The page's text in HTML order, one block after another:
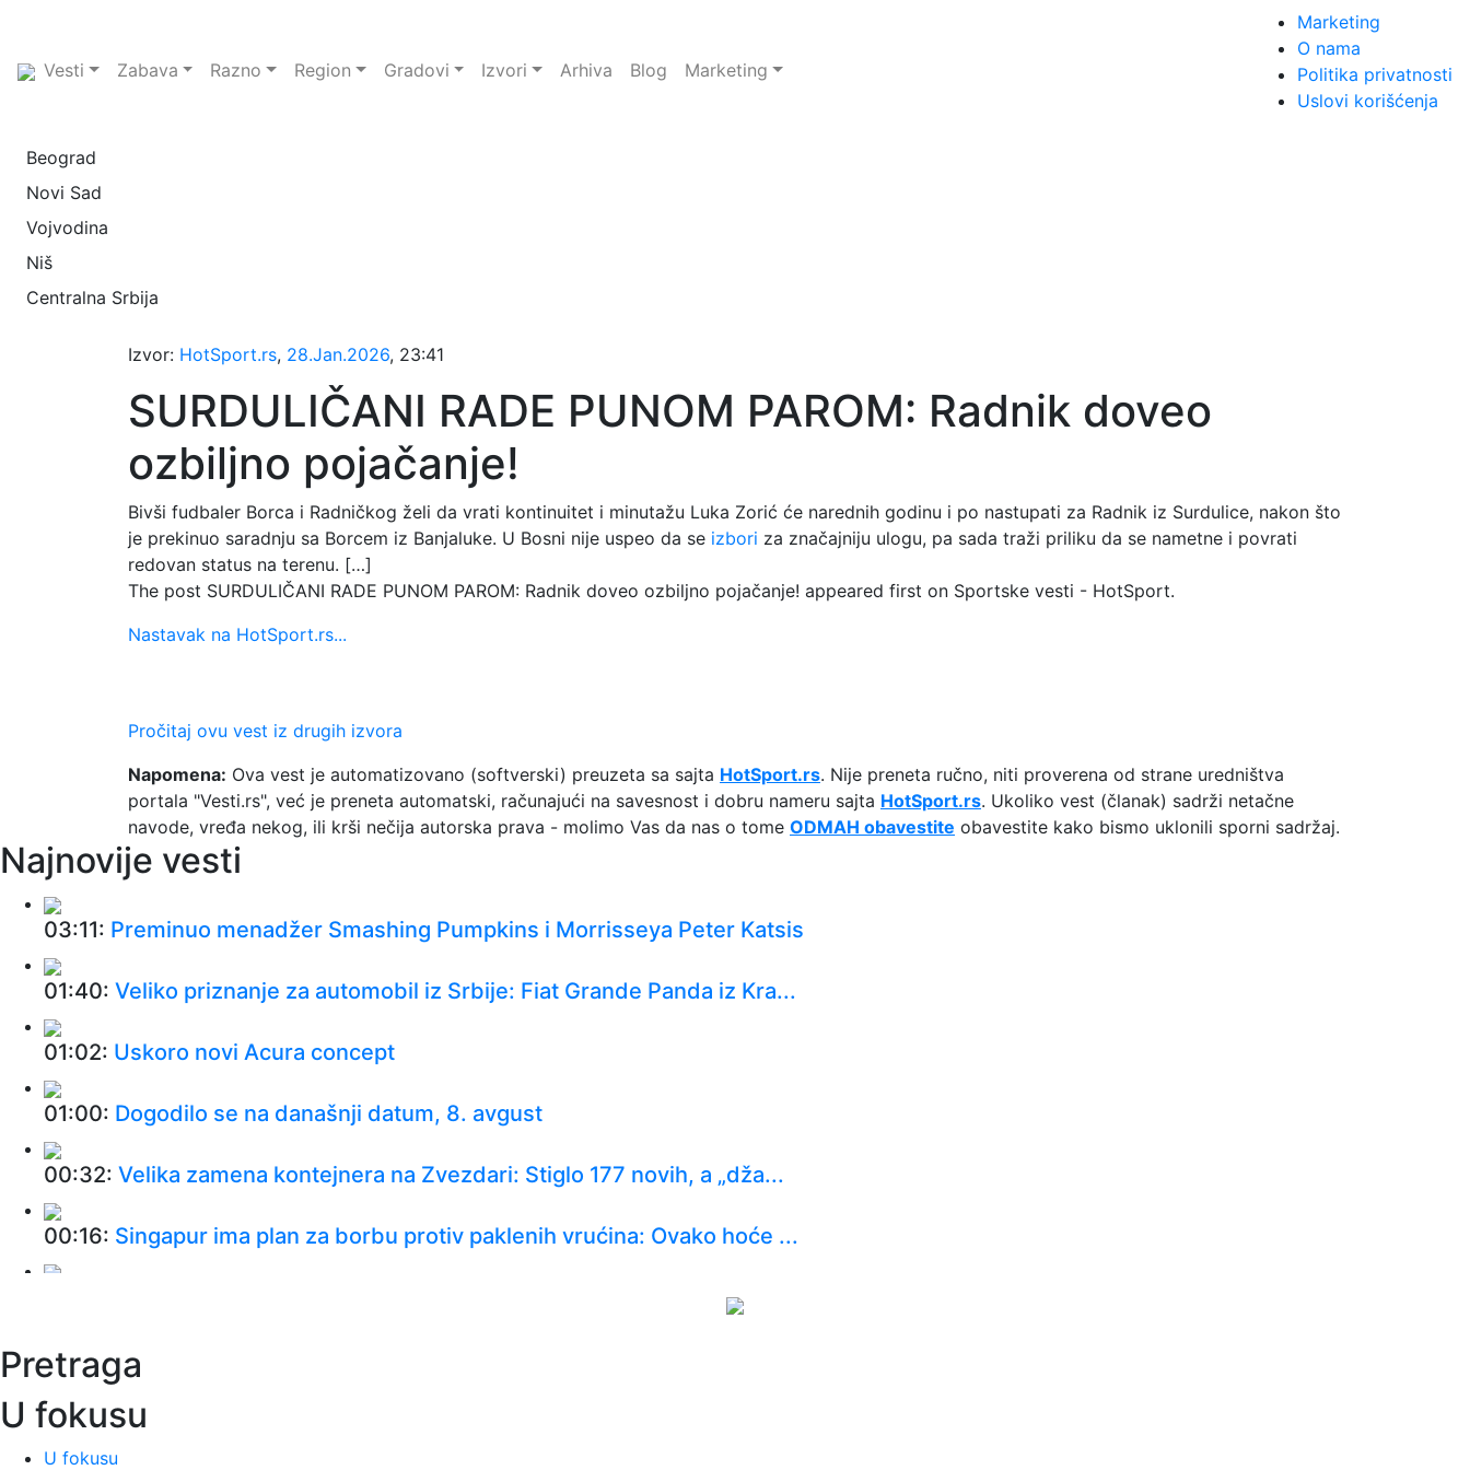
Vesti Zabava Razno Region Gradovi Izvori Arhiva Blog Marketing
Marketing
O nama
Politika privatnosti
Uslovi korišćenja
Beograd
Novi Sad
Vojvodina
Niš
Centralna Srbija
Izvor: HotSport.rs, 28.Jan.2026, 23:41
SURDULIČANI RADE PUNOM PAROM: Radnik doveo
ozbiljno pojačanje!
Bivši fudbaler Borca i Radničkog želi da vrati kontinuitet i minutažu Luka Zorić će narednih godinu i po nastupati za Radnik iz Surdulice, nakon što
je prekinuo saradnju sa Borcem iz Banjaluke. U Bosni nije uspeo da se izbori za značajniju ulogu, pa sada traži priliku da se nametne i povrati
redovan status na terenu. […]
The post SURDULIČANI RADE PUNOM PAROM: Radnik doveo ozbiljno pojačanje! appeared first on Sportske vesti - HotSport.
Nastavak na HotSport.rs...
Pročitaj ovu vest iz drugih izvora
Napomena: Ova vest je automatizovano (softverski) preuzeta sa sajta HotSport.rs. Nije preneta ručno, niti proverena od strane uredništva
portala "Vesti.rs", već je preneta automatski, računajući na savesnost i dobru nameru sajta HotSport.rs. Ukoliko vest (članak) sadrži netačne
navode, vređa nekog, ili krši nečija autorska prava - molimo Vas da nas o tome ODMAH obavestite obavestite kako bismo uklonili sporni sadržaj.
Najnovije vesti
03:11: Preminuo menadžer Smashing Pumpkins i Morrisseya Peter Katsis
01:40: Veliko priznanje za automobil iz Srbije: Fiat Grande Panda iz Kra...
01:02: Uskoro novi Acura concept
01:00: Dogodilo se na današnji datum, 8. avgust
00:32: Velika zamena kontejnera na Zvezdari: Stiglo 177 novih, a „dža...
00:16: Singapur ima plan za borbu protiv paklenih vrućina: Ovako hoće ...
00:03:Volkswagen menja poslovnu strategiju u SAD
23:51:PARTIZAN TRLJA RUKE: Transfer Saše Lukića doneo crno-belima 300...
Pretraga
U fokusu
U fokusu